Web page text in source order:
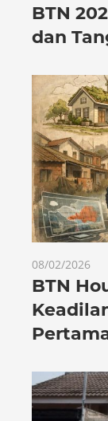
BTN
dan
08/02/2026
BTN